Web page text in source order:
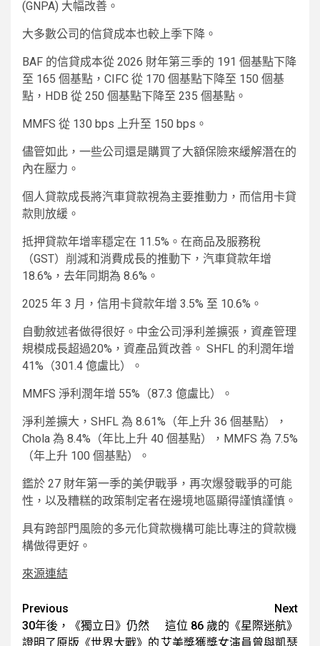
(GNPA) 大幅改善。
大多數公司的信貸成本也較上季下降。
BAF 的信貸成本從 2026 財年第三季的 191 個基點下降
至 165 個基點，CIFC 從 170 個基點下降至 150 個基
點，HDB 從 250 個基點下降至 235 個基點。
MMFS 從 130 bps 上升至 150 bps。
儘管如此，一些公司還是購買了大額保險來緩解潛在的
內在壓力。
個人貸款成長將汽車貸款視為主要推動力，而信用卡貸
款則放緩。
抵押貸款年增率穩定在 11.5%。在商品及服務稅
（GST）削減和消費成長的推動下，汽車貸款年增
18.6%，去年同期為 8.6%。
2025 年 3 月，信用卡貸款年增 3.5% 至 10.6%。
自動敘述者做得很好。中金公司淨利差擴張，資產管理
規模成長超過20%，資產品質改善。 SHFL 的利潤年增
41%（301.4 億盧比）。
MMFS 淨利潤年增 55%（87.3 億盧比）。
淨利差擴大，SHFL 為 8.61%（年上升 36 個基點），
Chola 為 8.4%（年比上升 40 個基點），MMFS 為 7.5%
（年上升 100 個基點）。
鑑於 27 財年第一季的美伊戰爭，再次爆發戰爭的可能
性，以及糟糕的政策制定者在邊境地區顯得謹慎謹慎。
具有跨部門風險的多元化貸款機構可能比專注的貸款機
構做得更好。
來源連結
Post
navigation
Previous
30年後，《獨立日》仍然
證明了原版《世界大戰》的
Next
這位 86 歲的《星際迷航》
艾美獎獲獎女演員曾與凱瑟